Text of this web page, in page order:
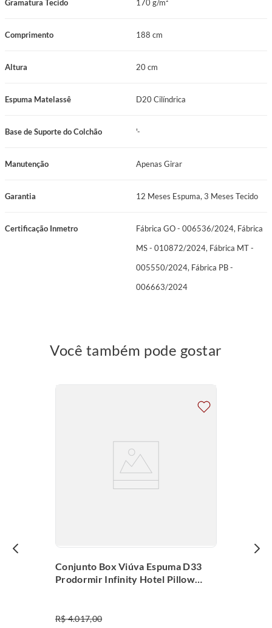
Gramatura Tecido 170 g/m²
Comprimento 188 cm
Altura 20 cm
Espuma Matelassê D20 Cilíndrica
Base de Suporte do Colchão '-
Manutenção Apenas Girar
Garantia 12 Meses Espuma, 3 Meses Tecido
Certificação Inmetro
Fábrica GO - 006536/2024, Fábrica
MS - 010872/2024, Fábrica MT -
005550/2024, Fábrica PB -
006663/2024
Você também pode gostar
Conjunto Box Viúva Espuma D33
Prodormir Infinity Hotel Pillow
R$4.017,00